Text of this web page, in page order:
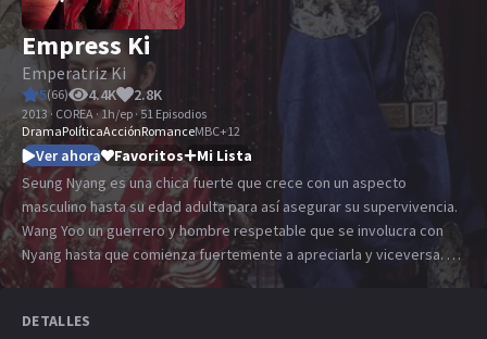
Empress Ki
Emperatriz Ki
5(66) 4.4K 2.8K
2013 · COREA · 1h/ep · 51 Episodios
DramaPolíticaAcciónRomanceMBC+12
Ver ahora Favoritos
Mi Lista
Seung Nyang es una chica fuerte que crece con un aspecto
masculino hasta su edad adulta para así asegurar su supervivencia.
Wang Yoo un guerrero y hombre respetable que se involucra con
Nyang hasta que comienza fuertemente a apreciarla y viceversa. A
través de la historia Nyang enfrenta un destino terrible que la hace
mientras se ve envuelta en con Ta Hwan, el próximo Emperador
DETALLES